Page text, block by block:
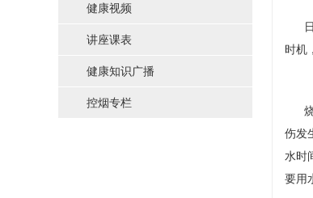
健康视频
讲座课表
健康知识广播
控烟专栏
日
时机
烧
伤发
水时
要用